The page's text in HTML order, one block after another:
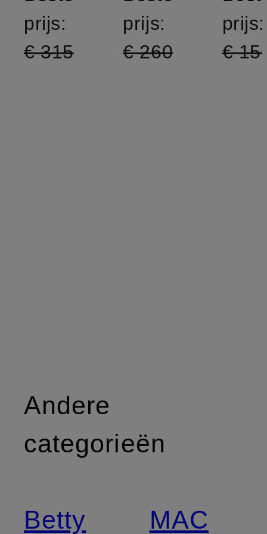
prijs:
€ 315
prijs:
€ 260
prijs:
€
Andere
categorieën
Betty MAC